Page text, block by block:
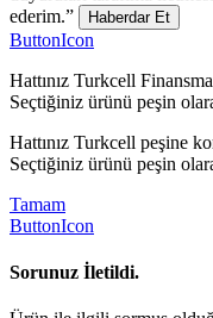
ederim.”
Haberdar Et
ButtonIcon
Hattınız Turkcell
Seçtiğiniz ürünü peşin
Hattınız Turkcell peşine
Seçtiğiniz ürünü peşin
Tamam
ButtonIcon
Sorunuz İletildi.